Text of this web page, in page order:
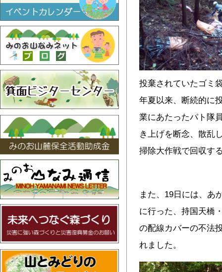
投棄されていたゴミ
年夏以来、断続的に
業にあたったパト隊
き上げを断念、散乱
掃除大作戦で回収す
また、19日には、あ
に行った、持国天橋
の配線カバーの不法
れました。